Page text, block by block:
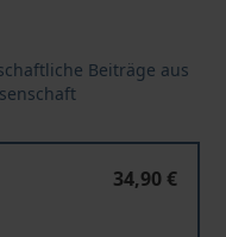
Beiträge aus
34,90 €